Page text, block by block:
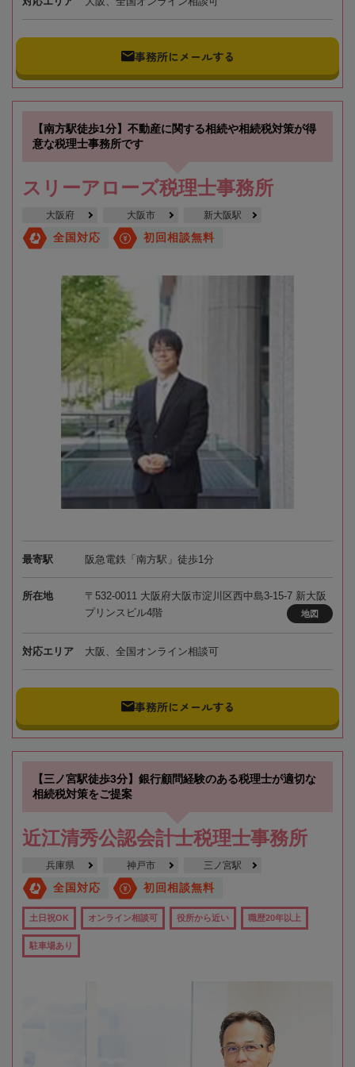
事務所にメールする
【南方駅徒歩1分】不動産に関する相続や相続税対策が得
意な税理士事務所です
スリーアローズ税理士事務所
大阪府 大阪市 新大阪駅
全国対応 初回相談無料
最寄駅 阪急電鉄「南方駅」徒歩1分
所在地
〒532-0011 大阪府大阪市淀川区西中島3-15-7 新大阪
プリンスビル4階
地図
対応エリア 大阪、全国オンライン相談可
事務所にメールする
【三ノ宮駅徒歩3分】銀行顧問経験のある税理士が適切な
相続税対策をご提案
近江清秀公認会計士税理士事務所
兵庫県 神戸市 三ノ宮駅
全国対応 初回相談無料
土日祝OK オンライン相談可 役所から近い 職歴20年以上
駐車場あり